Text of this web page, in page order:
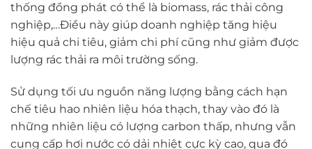
thống đồng phát có thể là biomass, rác thải công
nghiệp,…Điều này giúp doanh nghiệp tăng hiệu
hiệu quả chi tiêu, giảm chi phí cũng như giảm được
lượng rác thải ra môi trường sống.
Sử dụng tối ưu nguồn năng lượng bằng cách hạn
chế tiêu hao nhiên liệu hóa thạch, thay vào đó là
những nhiên liệu có lượng carbon thấp, nhưng vẫn
cung cấp hơi nước có dải nhiệt cực kỳ cao, qua đó